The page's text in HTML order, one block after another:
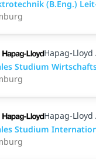
(B.Eng.)
Hapag-Lloyd
Studium
Hapag-Lloyd
Studium